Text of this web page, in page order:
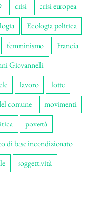
crisi
crisi europea
Ecologia politica
femminismo
Francia
Giovannelli
lavoro
lotte
comune
movimenti
povertà
di base incondizionato
soggettività